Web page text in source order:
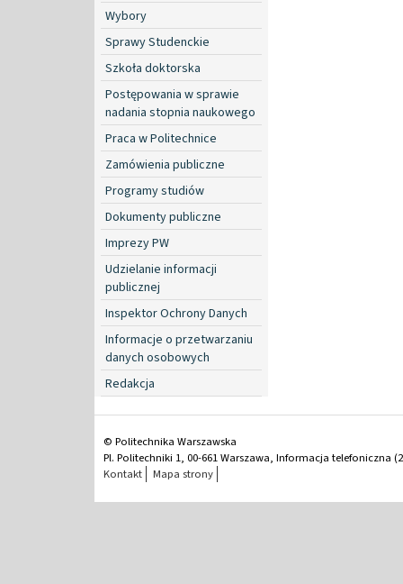
Wybory
Sprawy Studenckie
Szkoła doktorska
Postępowania w sprawie
nadania stopnia naukowego
Praca w Politechnice
Zamówienia publiczne
Programy studiów
Dokumenty publiczne
Imprezy PW
Udzielanie informacji
publicznej
Inspektor Ochrony Danych
Informacje o przetwarzaniu
danych osobowych
Redakcja
© Politechnika Warszawska
Pl. Politechniki 1, 00-661 Warszawa, Informacja telefoniczna
Kontakt
Mapa strony